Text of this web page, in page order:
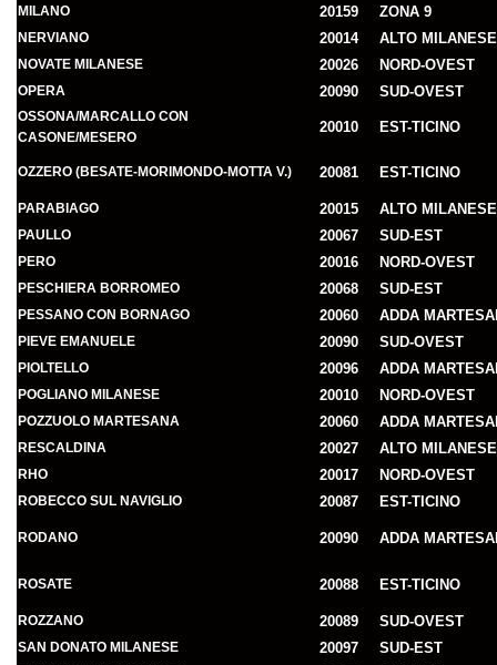
MILANO 20159 ZONA 9
NERVIANO 20014 ALTO MILANESE
NOVATE MILANESE 20026 NORD-OVEST
OPERA 20090 SUD-OVEST
OSSONA/MARCALLO CON
CASONE/MESERO
20010 EST-TICINO
OZZERO (BESATE-MORIMONDO-MOTTA V.) 20081 EST-TICINO
PARABIAGO 20015 ALTO MILANESE
PAULLO 20067 SUD-EST
PERO 20016 NORD-OVEST
PESCHIERA BORROMEO 20068 SUD-EST
PESSANO CON BORNAGO 20060 ADDA
PIEVE EMANUELE 20090 SUD-OVEST
PIOLTELLO 20096 ADDA
POGLIANO MILANESE 20010 NORD-OVEST
POZZUOLO MARTESANA 20060 ADDA
RESCALDINA 20027 ALTO MILANESE
RHO 20017 NORD-OVEST
ROBECCO SUL NAVIGLIO 20087 EST-TICINO
RODANO 20090 ADDA
ROSATE 20088 EST-TICINO
ROZZANO 20089 SUD-OVEST
SAN DONATO MILANESE 20097 SUD-EST